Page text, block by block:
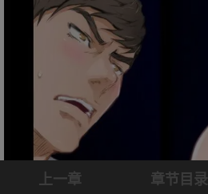
上一章 章节目录